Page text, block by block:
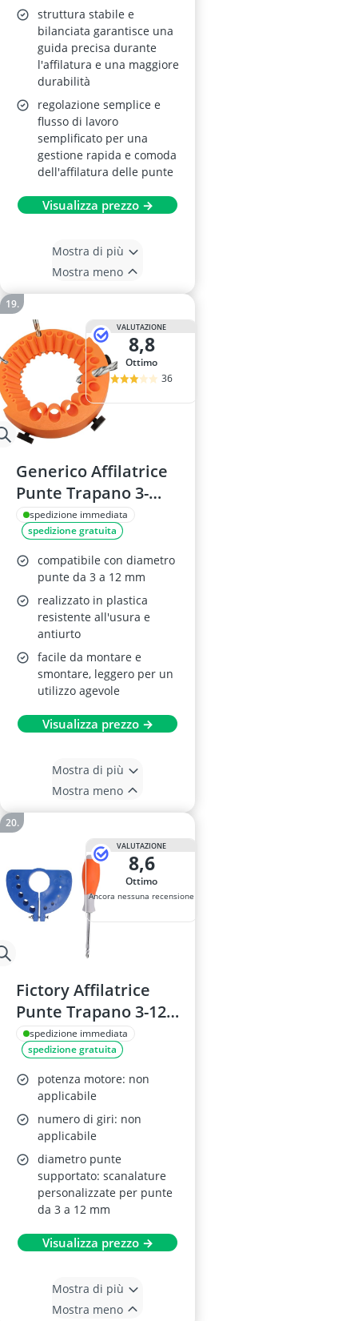
struttura stabile e
bilanciata garantisce una
guida precisa durante
l'affilatura e una maggiore
durabilità
regolazione semplice e
flusso di lavoro
semplificato per una
gestione rapida e comoda
dell'affilatura delle punte
Visualizza prezzo →
Mostra di più
Mostra meno
VALUTAZIONE
8,8
Ottimo
36
Generico Affilatrice
Punte Trapano 3-
12MM
spedizione immediata
spedizione gratuita
compatibile con diametro
punte da 3 a 12 mm
realizzato in plastica
resistente all'usura e
antiurto
facile da montare e
smontare, leggero per un
utilizzo agevole
Visualizza prezzo →
Mostra di più
Mostra meno
VALUTAZIONE
8,6
Ottimo
Ancora nessuna recensione
Fictory Affilatrice
Punte Trapano 3-12
mm ABS
spedizione immediata
spedizione gratuita
potenza motore: non
applicabile
numero di giri: non
applicabile
diametro punte
supportato: scanalature
personalizzate per punte
da 3 a 12 mm
Visualizza prezzo →
Mostra di più
Mostra meno